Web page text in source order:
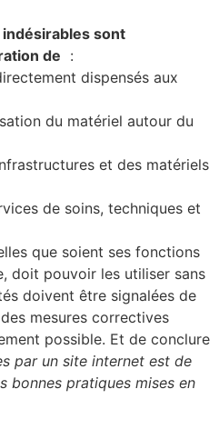
indésirables sont
de :
dispensés aux
du matériel autour du
et des matériels
de soins, techniques et
que soient ses fonctions
doit pouvoir les utiliser sans
doivent être signalées de
mesures correctives
possible. Et de conclure
par un site internet est de
bonnes pratiques mises en